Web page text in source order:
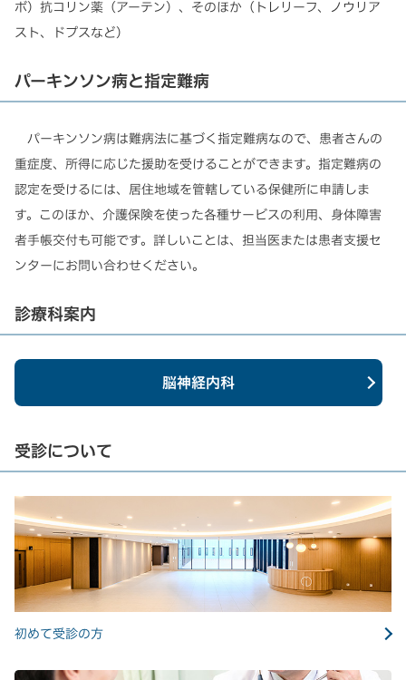
ボ）抗コリン薬（アーテン）、そのほか（トレリーフ、ノウリア
スト、ドプスなど）
パーキンソン病と指定難病
パーキンソン病は難病法に基づく指定難病なので、患者さんの
重症度、所得に応じた援助を受けることができます。指定難病の
認定を受けるには、居住地域を管轄している保健所に申請しま
す。このほか、介護保険を使った各種サービスの利用、身体障害
者手帳交付も可能です。詳しいことは、担当医または患者支援セ
ンターにお問い合わせください。
診療科案内
脳神経内科
受診について
初めて受診の方